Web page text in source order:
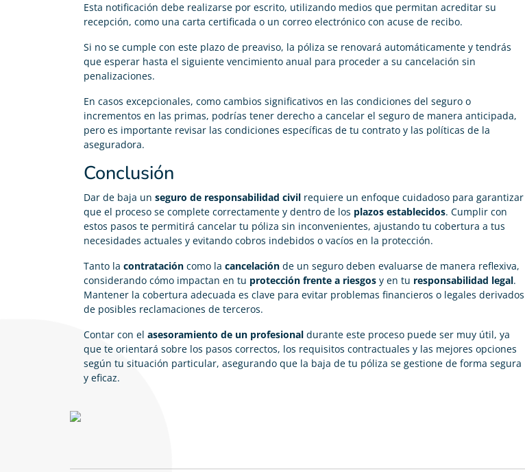
Esta notificación debe realizarse por escrito, utilizando medios que permitan acreditar su
recepción, como una carta certificada o un correo electrónico con acuse de recibo.
Si no se cumple con este plazo de preaviso, la póliza se renovará automáticamente y tendrás
que esperar hasta el siguiente vencimiento anual para proceder a su cancelación sin
penalizaciones.
En casos excepcionales, como cambios significativos en las condiciones del seguro o
incrementos en las primas, podrías tener derecho a cancelar el seguro de manera anticipada,
pero es importante revisar las condiciones específicas de tu contrato y las políticas de la
aseguradora.
Conclusión
Dar de baja un seguro de responsabilidad civil requiere un enfoque cuidadoso para garantizar
que el proceso se complete correctamente y dentro de los plazos establecidos. Cumplir con
estos pasos te permitirá cancelar tu póliza sin inconvenientes, ajustando tu cobertura a tus
necesidades actuales y evitando cobros indebidos o vacíos en la protección.
Tanto la contratación como la cancelación de un seguro deben evaluarse de manera reflexiva,
considerando cómo impactan en tu protección frente a riesgos y en tu responsabilidad legal.
Mantener la cobertura adecuada es clave para evitar problemas financieros o legales derivados
de posibles reclamaciones de terceros.
Contar con el asesoramiento de un profesional durante este proceso puede ser muy útil, ya
que te orientará sobre los pasos correctos, los requisitos contractuales y las mejores opciones
según tu situación particular, asegurando que la baja de tu póliza se gestione de forma segura
y eficaz.